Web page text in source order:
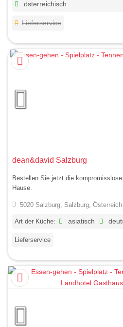
österreichisch
Lieferservice
dean&david Salzburg
Bestellen Sie jetzt die
Hause.
5020 Salzburg, Salzburg, Österreich
Art der Küche: asiatisch
Lieferservice